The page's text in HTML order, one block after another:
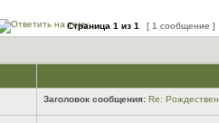
Страница 1 из 1 [ 1 сообщение ]
Заголовок сообщения: Re: